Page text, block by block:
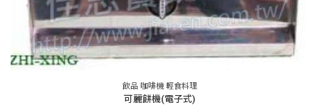
飲品 咖啡機 輕食料理
可麗餅機(電子式)